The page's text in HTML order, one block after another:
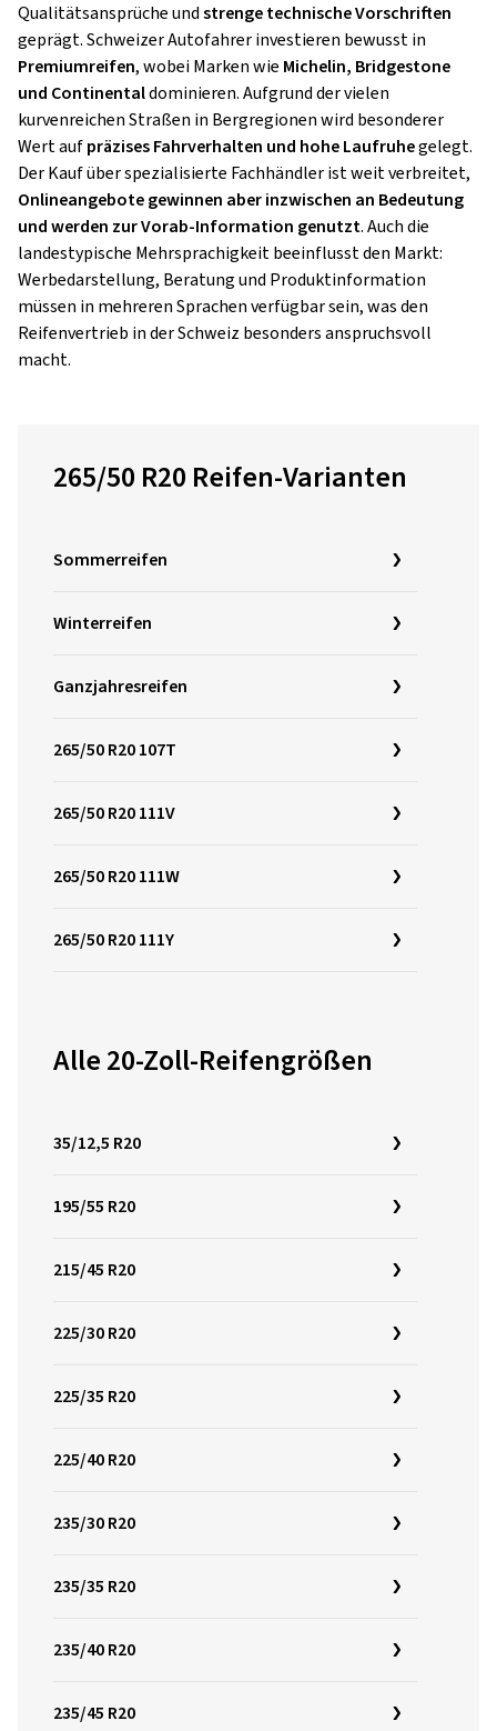
Qualitätsansprüche undstrenge technische Vorschriften
geprägt. Schweizer Autofahrer investieren bewusst in
Premiumreifen, wobei Marken wie Michelin, Bridgestone
und Continentaldominieren. Aufgrund der vielen
kurvenreichen Straßen in Bergregionen wird besonderer
Wert aufpräzises Fahrverhalten und hohe Laufruhegelegt.
Der Kauf über spezialisierte Fachhändler ist weit verbreitet,
Onlineangebote gewinnen aber inzwischen an Bedeutung
und werden zur Vorab-Information genutzt. Auch die
landestypische Mehrsprachigkeit beeinflusst den Markt:
Werbedarstellung, Beratung und Produktinformation
müssen in mehreren Sprachen verfügbar sein, was den
Reifenvertrieb in der Schweiz besonders anspruchsvoll
macht.
265/50 R20 Reifen-Varianten
Sommerreifen
Winterreifen
Ganzjahresreifen
265/50 R20 107T
265/50 R20 111V
265/50 R20 111W
265/50 R20 111Y
Alle 20-Zoll-Reifengrößen
35/12,5 R20
195/55 R20
215/45 R20
225/30 R20
225/35 R20
225/40 R20
235/30 R20
235/35 R20
235/40 R20
235/45 R20